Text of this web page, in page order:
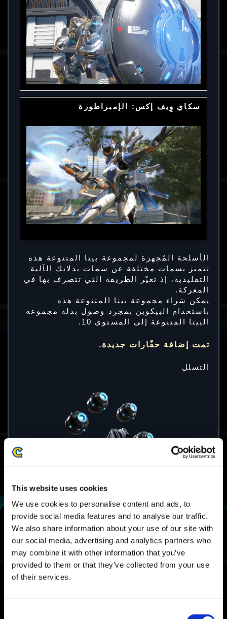
This website uses cookies
We use cookies to personalise content and ads, to
provide social media features and to analyse our traffic.
We also share information about your use of our site with
our social media, advertising and analytics partners who
may combine it with other information that you’ve
provided to them or that they’ve collected from your use
of their services.
سكاي وِيف إكس: الإمبراطورة
الأسلحة المُجهزة لمجموعة بيتا المتنوعة هذه
تتميز بسمات مختلفة عن سمات بدلاتك الآلية
التقليدية، إذ تغيّر الطريقة التي تتصرف بها في
المعركة.
يمكن شراء مجموعة بيتا المتنوعة هذه
باستخدام البيكوين بمجرد وصول بدلة مجموعة
البيتا المتنوعة إلى المستوى 10.
تمت إضافة حفّارات جديدة.
التسلل
يمكن شراء هذه الحفّارات الجديدة باستخدام